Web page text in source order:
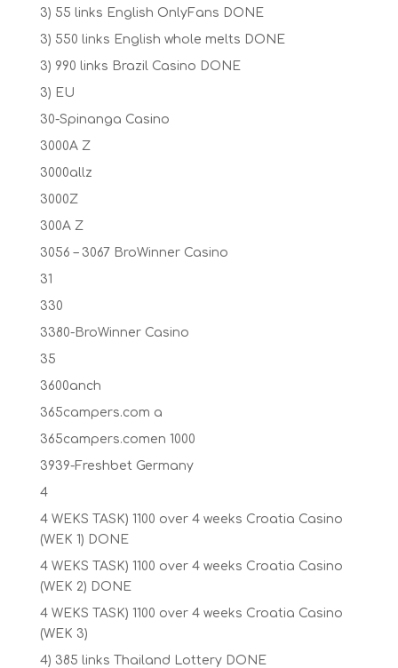
3) 55 links English OnlyFans DONE
3) 550 links English whole melts DONE
3) 990 links Brazil Casino DONE
3) EU
30-Spinanga Casino
3000A Z
3000allz
3000Z
300A Z
3056 – 3067 BroWinner Casino
31
330
3380-BroWinner Casino
35
3600anch
365campers.com a
365campers.comen 1000
3939-Freshbet Germany
4
4 WEKS TASK) 1100 over 4 weeks Croatia Casino
(WEK 1) DONE
4 WEKS TASK) 1100 over 4 weeks Croatia Casino
(WEK 2) DONE
4 WEKS TASK) 1100 over 4 weeks Croatia Casino
(WEK 3)
4) 385 links Thailand Lottery DONE